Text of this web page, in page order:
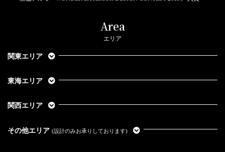
Area
エリア
関東エリア
東海エリア
関西エリア
その他エリア (設計のみお承りしております)